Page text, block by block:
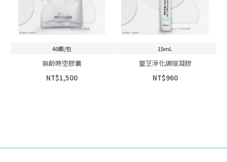
40顆/包
無齡時空膠囊
NT$1,500
15mL
靈芝淨化調理凝膠
NT$960